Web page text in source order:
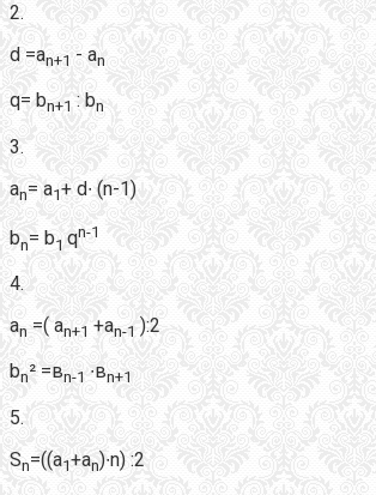
2.
d =an+1 - an
q= bn+1 : bn
3.
an= а1+ d∙ (n-1)
bn= b1 qn-1
4.
an =( аn+1 +аn-1 ):2
bn² =вn-1 ∙вn+1
5.
Sn=((а1+аn)∙n) :2